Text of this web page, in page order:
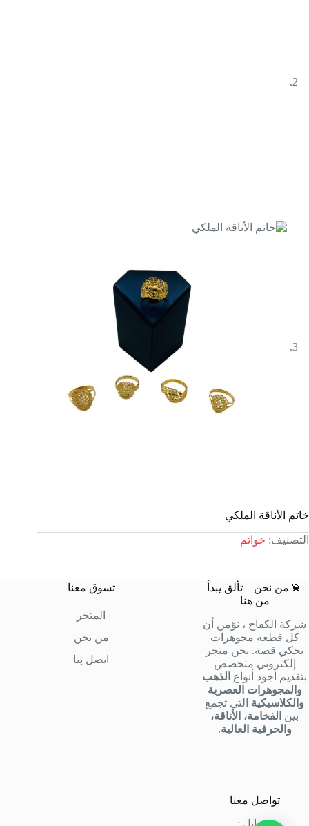
خاتم الأناقة الملكي
التصنيف: خواتم
💫 من نحن – تألق يبدأ
من هنا
شركة الكفاح ، نؤمن أن
كل قطعة مجوهرات
تحكي قصة. نحن متجر
إلكتروني متخصص
بتقديم أجود أنواع الذهب
والمجوهرات العصرية
والكلاسيكية التي تجمع
بين الفخامة، الأناقة،
والحرفية العالية.
تسوق معنا
المتجر
من نحن
اتصل بنا
تواصل معنا
موبايل :